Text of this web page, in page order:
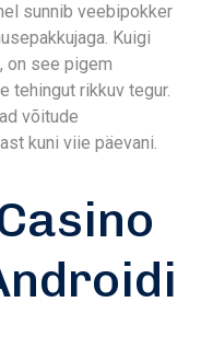
sunnib veebipokker
Kuigi
on see pigem
tehingut rikkuv tegur.
võitude
kuni viie päevani.